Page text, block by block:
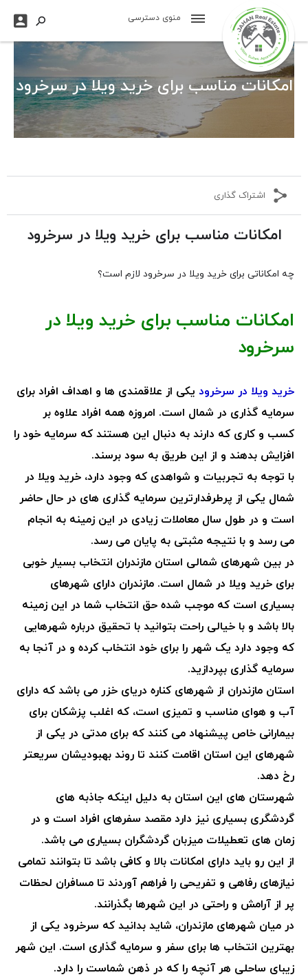
منوی دسترسی 

امکانات مناسب برای خرید ویلا در سرخرود
اشتراک گذاری
امکانات مناسب برای خرید ویلا در سرخرود
چه امکاناتی برای خرید ویلا در سرخرود لازم است؟
امکانات مناسب برای خرید ویلا در
سرخرود
خرید ویلا در سرخرود یکی از علاقمندی ها و اهداف افراد برای
سرمایه گذاری در شمال است. امروزه همه افراد علاوه بر
کسب و کاری که دارند به دنبال این هستند که سرمایه خود را
افزایش بدهند و از این طریق به سود برسند.
با توجه به تجربیات و شواهدی که وجود دارد، خرید ویلا در
شمال یکی از پرطرفدارترین سرمایه گذاری های در حال حاضر
است و در طول سال معاملات زیادی در این زمینه به انجام
می رسد و با نتیجه مثبتی به پایان می رسد.
در بین شهرهای شمالی استان مازندران انتخاب بسیار خوبی
برای خرید ویلا در شمال است. مازندران دارای شهرهای
بسیاری است که موجب شده حق انتخاب شما در این زمینه
بالا باشد و با خیالی راحت بتوانید با تحقیق درباره شهرهایی
که وجود دارد یک شهر را برای خود انتخاب کرده و در آنجا به
سرمایه گذاری بپردازید.
استان مازندران از شهرهای کناره دریای خزر می باشد که دارای
آب و هوای مناسب و تمیزی است، که اغلب پزشکان برای
بیمارانی خاص پیشنهاد می کنند که برای مدتی در یکی از
شهرهای این استان اقامت کنند تا روند بهبودیشان سریعتر
رخ دهد.
شهرستان های این استان به دلیل اینکه جاذبه های
گردشگری بسیاری نیز دارد مقصد سفرهای افراد است و در
زمان های تعطیلات میزبان گردشگران بسیاری می باشد.
از این رو باید دارای امکانات بالا و کافی باشد تا بتوانند تمامی
نیازهای رفاهی و تفریحی را فراهم آوردند تا مسافران لحظات
پر از آرامش و راحتی در این شهرها بگذرانند.
در میان شهرهای مازندران، شاید بدانید که سرخرود یکی از
بهترین انتخاب ها برای سفر و سرمایه گذاری است. این شهر
زیبای ساحلی هر آنچه را که در ذهن شماست را دارد.